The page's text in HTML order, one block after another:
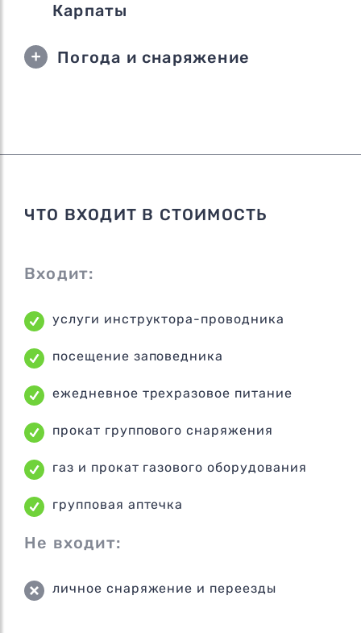
Карпаты
Погода и снаряжение
ЧТО ВХОДИТ В СТОИМОСТЬ
Входит:
услуги инструктора-проводника
посещение заповедника
ежедневное трехразовое питание
прокат группового снаряжения
газ и прокат газового оборудования
групповая аптечка
Не входит:
личное снаряжение и переезды